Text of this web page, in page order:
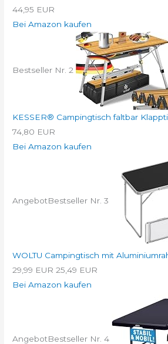
44,95 EUR
Bei Amazon kaufen
Bestseller Nr. 2
KESSER® Campingtisch faltbar
74,80 EUR
Bei Amazon kaufen
AngebotBestseller Nr. 3
WOLTU Campingtisch mit
29,99 EUR 25,49 EUR
Bei Amazon kaufen
AngebotBestseller Nr. 4